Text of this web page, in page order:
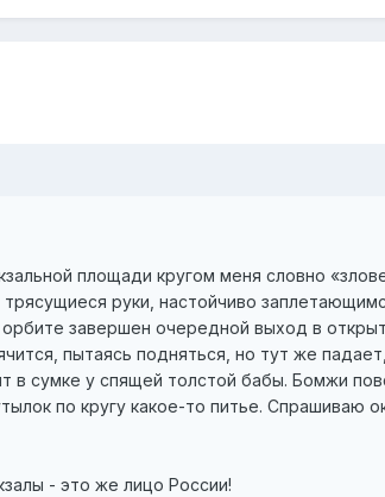
площади кругом меня словно
руки, настойчиво
завершен очередной выход в
пытаясь подняться, но тут же
в сумке у спящей толстой бабы. Бомжи
по кругу какое-то питье. Спрашиваю
- это же лицо России!